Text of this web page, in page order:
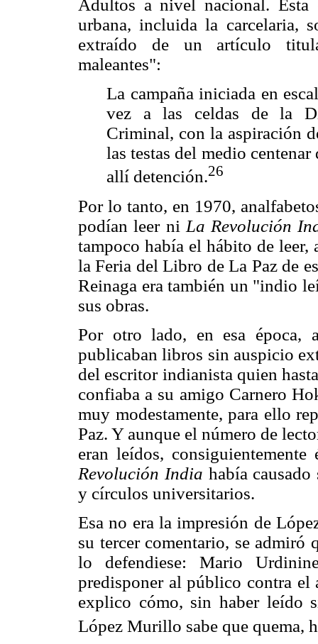
Adultos a nivel nacional.
urbana, incluida la carcelaria,
extraído de un artículo
maleantes":
La campaña iniciada en
vez a las celdas de la
Criminal, con la aspiración
las testas del medio
allí detención.26
Por lo tanto, en 1970,
podían leer ni La Revolución
tampoco había el hábito de
la Feria del Libro de La Paz de
Reinaga era también un "indio
sus obras.
Por otro lado, en esa época,
publicaban libros sin auspicio
del escritor indianista quien
confiaba a su amigo Carnero
muy modestamente, para ello
Paz. Y aunque el número de
eran leídos,
Revolución India había
y círculos universitarios.
Esa no era la impresión de
su tercer comentario, se admiró
lo defendiese: Mario
predisponer al público contra
explico cómo, sin haber leído
López Murillo sabe que quema,